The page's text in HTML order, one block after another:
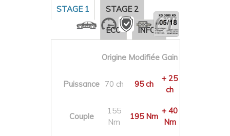
STAGE 1 STAGE 2
ECO INFOS
Origine Modifiée Gain
Puissance 70 ch 95 ch
+ 25
ch
Couple
155
Nm
195 Nm
+ 40
Nm